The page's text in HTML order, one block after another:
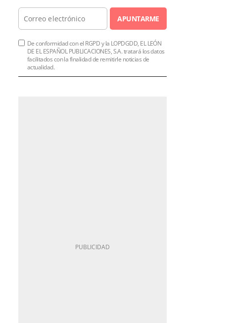
APUNTARME
De conformidad con el RGPD y la LOPDGDD, EL LEÓN
DE EL ESPAÑOL PUBLICACIONES, S.A. tratará los datos
facilitados con la finalidad de remitirle noticias de
actualidad.